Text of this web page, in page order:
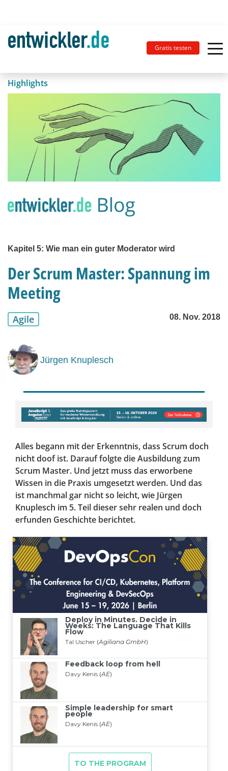
Gratis testen
Highlights
Kapitel 5: Wie man ein guter Moderator wird
Der Scrum Master: Spannung im
Meeting
Agile 08. Nov. 2018
Jürgen Knuplesch
Alles begann mit der Erkenntnis, dass Scrum doch
nicht doof ist. Darauf folgte die Ausbildung zum
Scrum Master. Und jetzt muss das erworbene
Wissen in die Praxis umgesetzt werden. Und das
ist manchmal gar nicht so leicht, wie Jürgen
Knuplesch im 5. Teil dieser sehr realen und doch
erfunden Geschichte berichtet.